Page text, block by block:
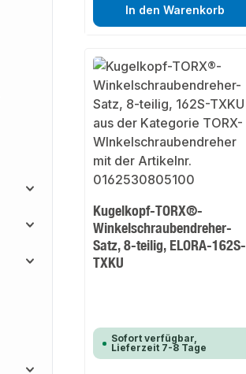
In den Warenkorb
Kugelkopf-TORX®-
Winkelschraubendreher-
Satz, 8-teilig, ELORA-162S-
TXKU
Sofort verfügbar,
Lieferzeit 7-8 Tage